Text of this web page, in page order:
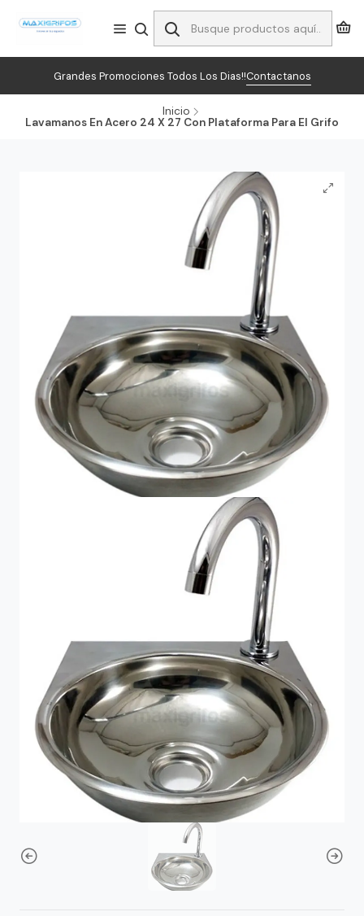
Grandes Promociones Todos Los Dias!!Contactanos
Inicio
Lavamanos En Acero 24 X 27 Con Plataforma Para El Grifo